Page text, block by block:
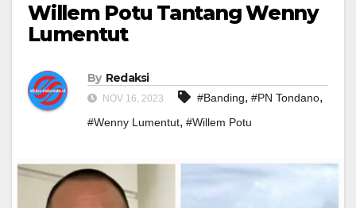
Willem Potu Tantang Wenny
Lumentut
By Redaksi
NOV 16, 2023 #Banding, #PN Tondano,
#Wenny Lumentut, #Willem Potu